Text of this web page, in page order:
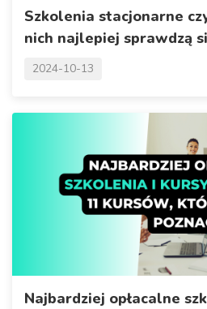
Szkolenia stacjonarne
nich najlepiej sprawdzą
2024-10-13
Najbardziej opłacalne